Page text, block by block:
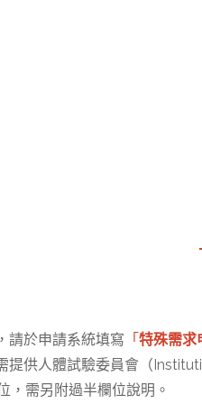
請於申請系統填寫 「 特殊需求
供人體試驗委員會（
需另附過半欄位說明。